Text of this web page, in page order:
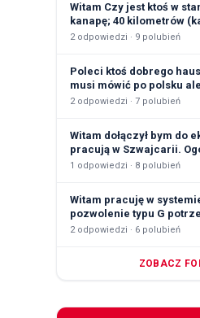
Witam Czy jest ktoś w
kanapę; 40 kilometrów
2odpowiedzi · 9 polubień
Poleci ktoś dobrego
musi mówić po polsku
2odpowiedzi · 7 polubień
Witam dołączył bym do
pracują w Szwajcarii.
1 odpowiedzi · 8 polubień
Witam pracuję w
pozwolenie typu G
2odpowiedzi · 6 polubień
ZOBACZ